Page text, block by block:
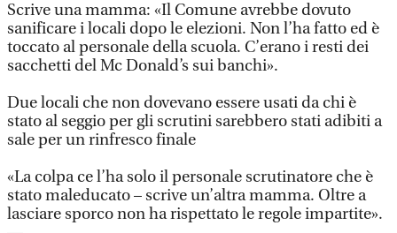
Scrive una mamma: «Il Comune avrebbe dovuto
sanificare i locali dopo le elezioni. Non l’ha fatto ed è
toccato al personale della scuola. C’erano i resti dei
sacchetti del Mc Donald’s sui banchi».
Due locali che non dovevano essere usati da chi è
stato al seggio per gli scrutini sarebbero stati adibiti a
sale per un rinfresco finale
«La colpa ce l’ha solo il personale scrutinatore che è
stato maleducato – scrive un’altra mamma. Oltre a
lasciare sporco non ha rispettato le regole impartite».